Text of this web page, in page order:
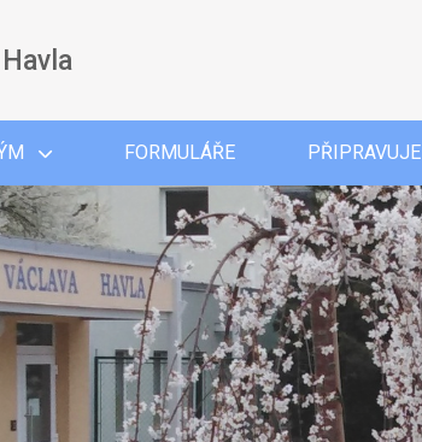
FORMULÁŘE